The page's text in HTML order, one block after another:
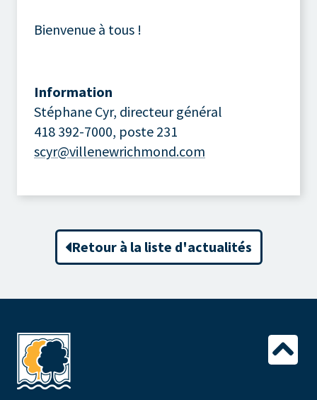
Bienvenue à tous !
Information
Stéphane Cyr, directeur général
418 392-7000, poste 231
scyr@villenewrichmond.com
Retour à la liste d'actualités